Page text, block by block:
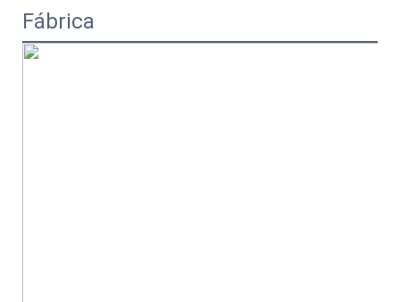
Fábrica